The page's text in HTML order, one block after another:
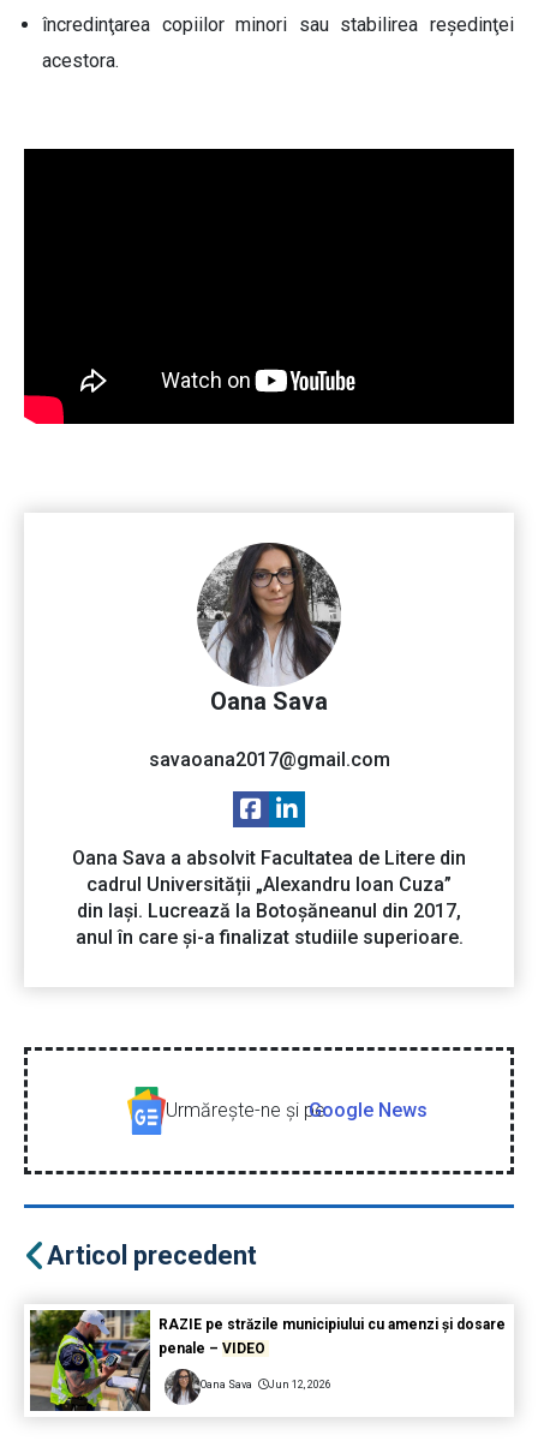
încredinţarea copiilor minori sau stabilirea reşedinţei
acestora.
Oana Sava
savaoana2017@gmail.com
Oana Sava a absolvit Facultatea de Litere din
cadrul Universității „Alexandru Ioan Cuza”
din Iași. Lucrează la Botoșăneanul din 2017,
anul în care și-a finalizat studiile superioare.
Urmăreşte-ne şi peGoogle News
Articol precedent
RAZIE pe străzile municipiului cu amenzi și dosare
penale – VIDEO
Oana Sava Jun 12, 2026